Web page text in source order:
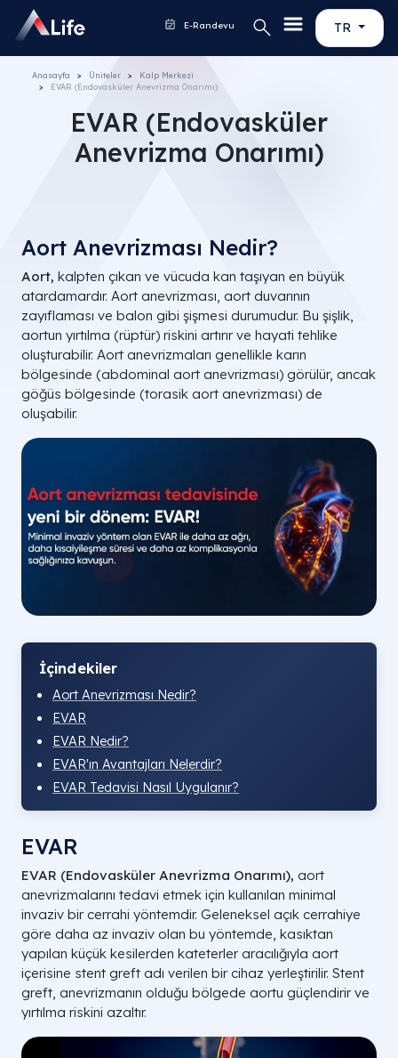
TR
E-Randevu
Anasayfa Üniteler
Kalp Merkezi
EVAR (Endovasküler Anevrizma Onarımı)
EVAR (Endovasküler
Anevrizma Onarımı)
Aort Anevrizması Nedir?
Aort, kalpten çıkan ve vücuda kan taşıyan en büyük
atardamardır. Aort anevrizması, aort duvarının
zayıflaması ve balon gibi şişmesi durumudur. Bu şişlik,
aortun yırtılma (rüptür) riskini artırır ve hayati tehlike
oluşturabilir. Aort anevrizmaları genellikle karın
bölgesinde (abdominal aort anevrizması) görülür, ancak
göğüs bölgesinde (torasik aort anevrizması) de
oluşabilir.
İçindekiler
Aort Anevrizması Nedir?
EVAR
EVAR Nedir?
EVAR'ın Avantajları Nelerdir?
EVAR Tedavisi Nasıl Uygulanır?
EVAR
EVAR (Endovasküler Anevrizma Onarımı), aort
anevrizmalarını tedavi etmek için kullanılan minimal
invaziv bir cerrahi yöntemdir. Geleneksel açık cerrahiye
göre daha az invaziv olan bu yöntemde, kasıktan
yapılan küçük kesilerden kateterler aracılığıyla aort
içerisine stent greft adı verilen bir cihaz yerleştirilir. Stent
greft, anevrizmanın olduğu bölgede aortu güçlendirir ve
yırtılma riskini azaltır.